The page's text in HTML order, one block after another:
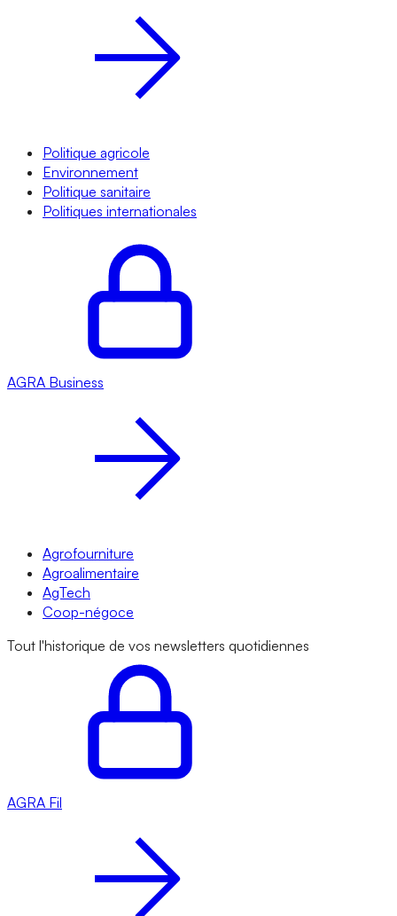
Politique agricole
Environnement
Politique sanitaire
Politiques internationales
AGRA Business
Agrofourniture
Agroalimentaire
AgTech
Coop-négoce
Tout l'historique de vos newsletters quotidiennes
AGRA Fil